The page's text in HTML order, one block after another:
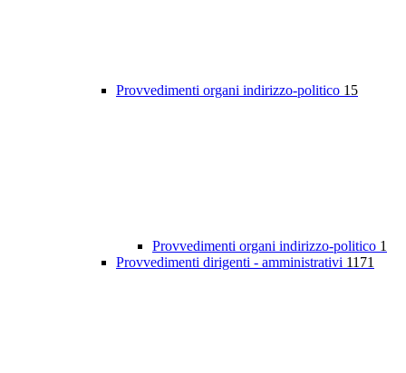
Provvedimenti organi indirizzo-politico 15
Provvedimenti organi indirizzo-politico 1
Provvedimenti dirigenti - amministrativi 1171